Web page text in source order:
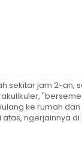
sekitar jam 2-an,
ke rumah
ngerjainnya di